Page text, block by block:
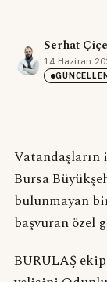
Serhat
14 Haziran
Vatandaşların
Bursa
bulunmayan
başvuran özel
BURULAŞ